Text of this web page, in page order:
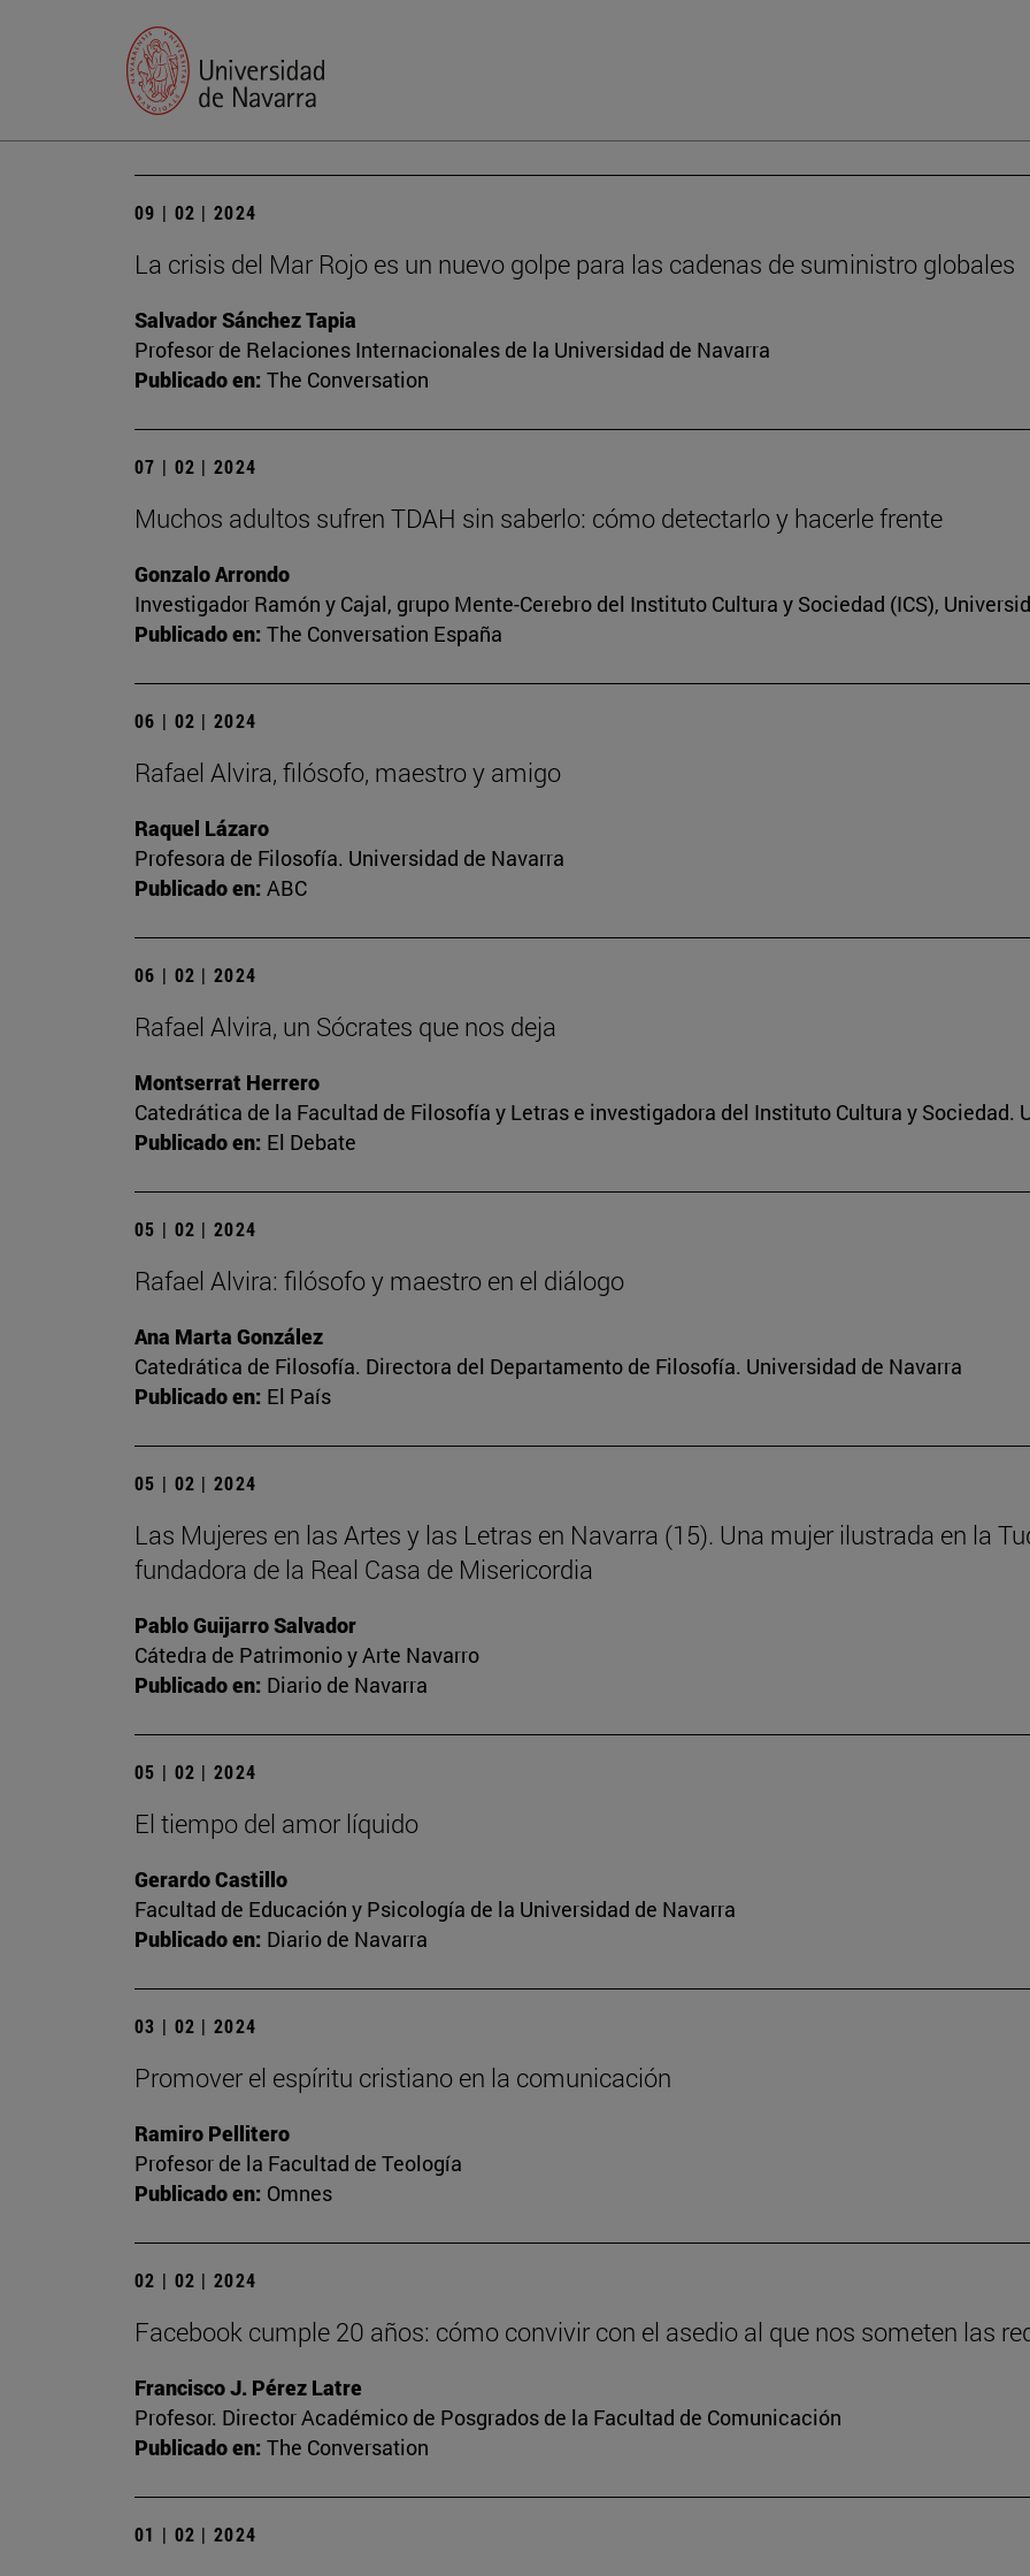
09 | 02 | 2024
La crisis del Mar Rojo es un nuevo golpe para las cadenas de suministro globales
Salvador Sánchez Tapia
Profesor de Relaciones Internacionales de la Universidad de Navarra
Publicado en: The Conversation
07 | 02 | 2024
Muchos adultos sufren TDAH sin saberlo: cómo detectarlo y hacerle frente
Gonzalo Arrondo
Investigador Ramón y Cajal, grupo Mente-Cerebro del Instituto Cultura y Sociedad (ICS),
Publicado en: The Conversation España
06 | 02 | 2024
Rafael Alvira, filósofo, maestro y amigo
Raquel Lázaro
Profesora de Filosofía. Universidad de Navarra
Publicado en: ABC
06 | 02 | 2024
Rafael Alvira, un Sócrates que nos deja
Montserrat Herrero
Catedrática de la Facultad de Filosofía y Letras e investigadora del Instituto Cultura y Sociedad.
Publicado en: El Debate
05 | 02 | 2024
Rafael Alvira: filósofo y maestro en el diálogo
Ana Marta González
Catedrática de Filosofía. Directora del Departamento de Filosofía. Universidad de Navarra
Publicado en: El País
05 | 02 | 2024
Las Mujeres en las Artes y las Letras en Navarra (15). Una mujer ilustrada en la
fundadora de la Real Casa de Misericordia
Pablo Guijarro Salvador
Cátedra de Patrimonio y Arte Navarro
Publicado en: Diario de Navarra
05 | 02 | 2024
El tiempo del amor líquido
Gerardo Castillo
Facultad de Educación y Psicología de la Universidad de Navarra
Publicado en: Diario de Navarra
03 | 02 | 2024
Promover el espíritu cristiano en la comunicación
Ramiro Pellitero
Profesor de la Facultad de Teología
Publicado en: Omnes
02 | 02 | 2024
Facebook cumple 20 años: cómo convivir con el asedio al que nos someten las
Francisco J. Pérez Latre
Profesor. Director Académico de Posgrados de la Facultad de Comunicación
Publicado en: The Conversation
01 | 02 | 2024